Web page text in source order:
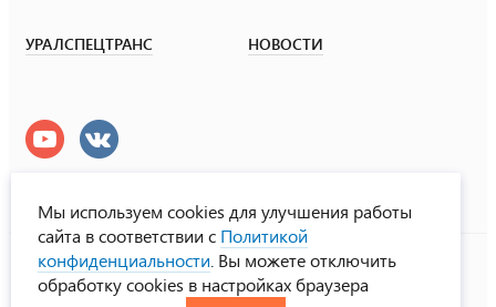
УРАЛСПЕЦТРАНС НОВОСТИ
УралСпецТранс
© ООО «Урал СТ», 2000-2026
Мы используем cookies для улучшения работы
сайта в соответствии с Политикой
конфиденциальности . Вы можете отключить
обработку cookies в настройках браузера